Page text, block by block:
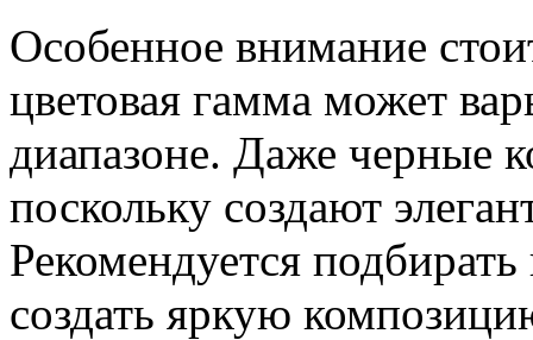
Особенное внимание
цветовая гамма может
диапазоне. Даже черные
поскольку создают
Рекомендуется
создать яркую